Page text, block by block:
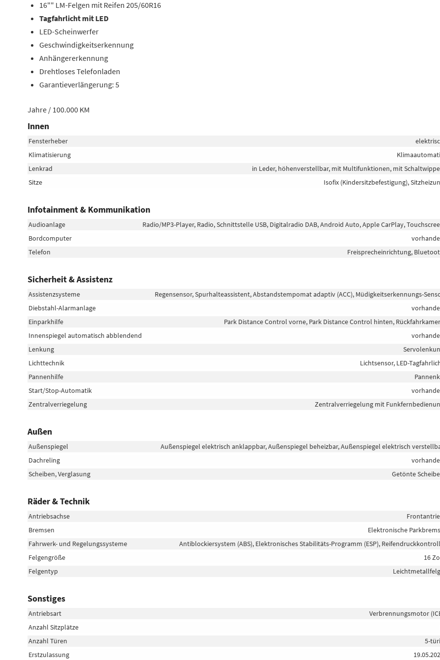
16"" LM-Felgen mit Reifen 205/60R16
Tagfahrlicht mit LED
LED-Scheinwerfer
Geschwindigkeitserkennung
Anhängererkennung
Drehtloses Telefonladen
Garantieverlängerung: 5
Jahre / 100.000 KM
Innen
Fensterheber
Klimatisierung
Lenkrad
in Leder, höhenverstellbar, mit Multifunktionen, mit
Sitze
Isofix (Kindersitzbefestigung),
Infotainment & Kommunikation
Audioanlage
Radio/MP3-Player, Radio, Schnittstelle USB, Digitalradio DAB, Android Auto, Apple CarPlay,
Bordcomputer
Telefon
Freisprecheinrichtung,
Sicherheit & Assistenz
Assistenzsysteme
Regensensor, Spurhalteassistent, Abstandstempomat adaptiv (ACC), Müdigkeitserkennungs-
Diebstahl-Alarmanlage
Einparkhilfe
Park Distance Control vorne, Park Distance Control hinten,
Innenspiegel automatisch abblendend
Lenkung
Lichttechnik
Lichtsensor, LED-
Pannenhilfe
Start/Stop-Automatik
Zentralverriegelung
Zentralverriegelung mit
Außen
Außenspiegel
Außenspiegel elektrisch anklappbar, Außenspiegel beheizbar, Außenspiegel elektrisch
Dachreling
Scheiben, Verglasung
Getönte
Räder & Technik
Antriebsachse
Bremsen
Elektronische
Fahrwerk- und Regelungssysteme
Antiblockiersystem (ABS), Elektronisches Stabilitäts-Programm (ESP),
Felgengröße
16
Felgentyp
Sonstiges
Antriebsart
Verbrennungsmotor
Anzahl Sitzplätze
Anzahl Türen
5-
Erstzulassung